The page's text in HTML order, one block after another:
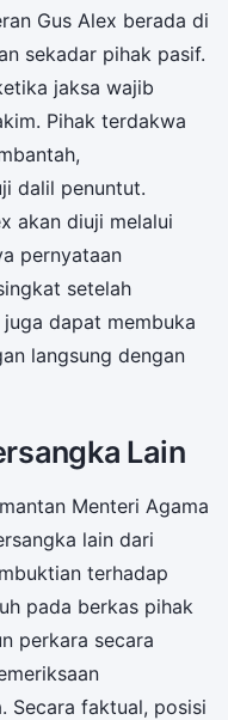
Gus Alex berada di
sekadar pihak pasif.
jaksa wajib
Pihak terdakwa
dalil penuntut.
akan diuji melalui
pernyataan
setelah
dapat membuka
langsung dengan
Lain
Menteri Agama
lain dari
terhadap
pada berkas pihak
perkara secara
Secara faktual, posisi